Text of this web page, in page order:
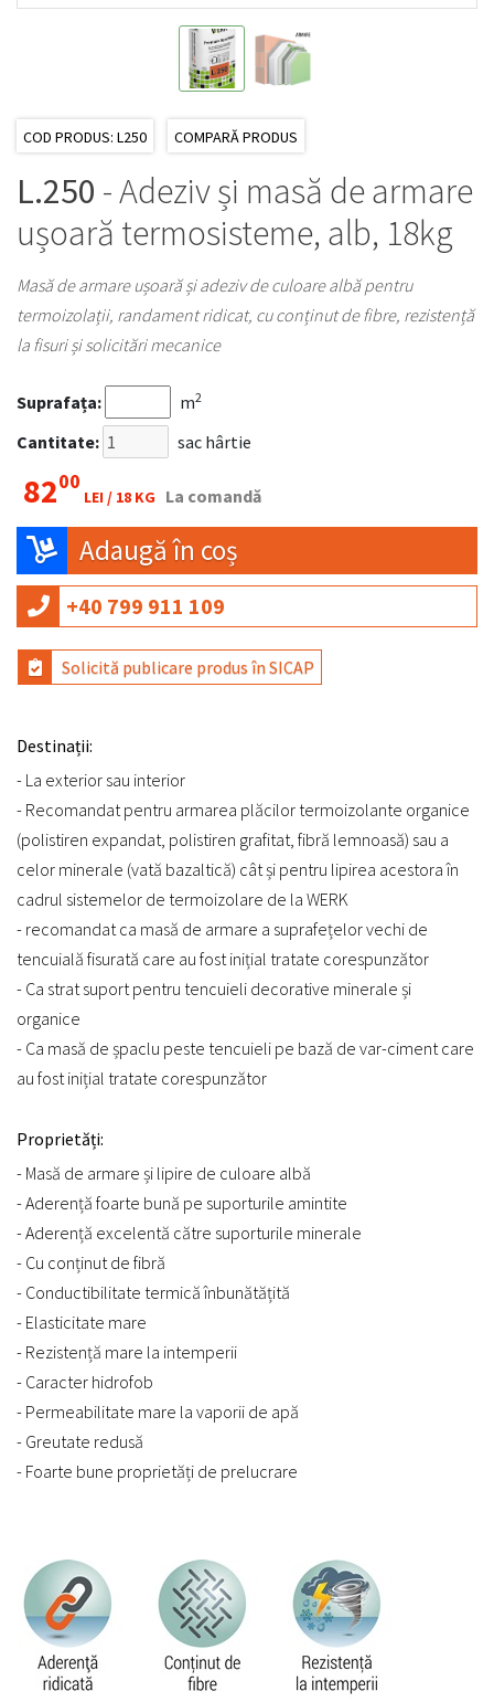
COD PRODUS: L250 COMPARĂ PRODUS
L.250 - Adeziv și masă de armare
ușoară termosisteme, alb, 18kg
Masă de armare ușoară și adeziv de culoare albă pentru
termoizolații, randament ridicat, cu conținut de fibre, rezistență
la fisuri și solicitări mecanice
Suprafața: m2
Cantitate: sac hârtie
8200
LEI / 18 KG La comandă
Adaugă în coș
+40 799 911 109
Solicită publicare produs în SICAP
Destinații:
- La exterior sau interior
- Recomandat pentru armarea plăcilor termoizolante organice
(polistiren expandat, polistiren grafitat, fibră lemnoasă) sau a
celor minerale (vată bazaltică) cât și pentru lipirea acestora în
cadrul sistemelor de termoizolare de la WERK
- recomandat ca masă de armare a suprafețelor vechi de
tencuială fisurată care au fost inițial tratate corespunzător
- Ca strat suport pentru tencuieli decorative minerale și
organice
- Ca masă de șpaclu peste tencuieli pe bază de var-ciment care
au fost inițial tratate corespunzător
Proprietăți:
- Masă de armare și lipire de culoare albă
- Aderență foarte bună pe suporturile amintite
- Aderență excelentă către suporturile minerale
- Cu conținut de fibră
- Conductibilitate termică înbunătățită
- Elasticitate mare
- Rezistență mare la intemperii
- Caracter hidrofob
- Permeabilitate mare la vaporii de apă
- Greutate redusă
- Foarte bune proprietăți de prelucrare